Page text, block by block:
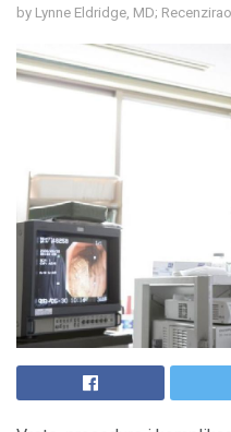
by Lynne Eldridge, MD;